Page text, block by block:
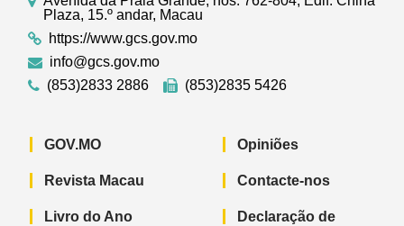
Plaza, 15.º andar, Macau
https://www.gcs.gov.mo
info@gcs.gov.mo
(853)2833 2886
(853)2835 5426
GOV.MO
Revista Macau
Livro do Ano
Opiniões
Contacte-nos
Declaração de